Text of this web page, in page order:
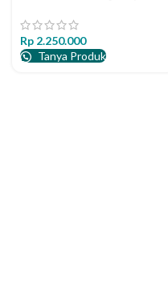
Rp 2.250.000
Tanya Produk